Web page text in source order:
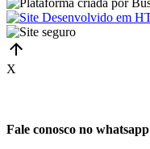
X
Fale conosco no whatsapp